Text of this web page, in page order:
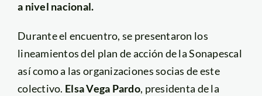
a nivel nacional.
Durante el encuentro, se presentaron los
lineamientos del plan de acción de la Sonapescal
así como a las organizaciones socias de este
colectivo. Elsa Vega Pardo, presidenta de la